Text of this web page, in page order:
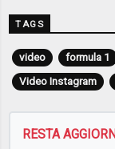
TAGS
video formula 1
Video Instagram
RESTA